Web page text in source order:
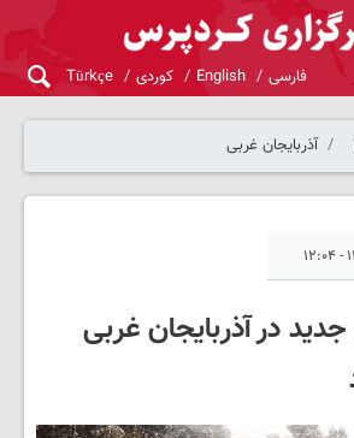
فارسی English کوردی Türkçe
آذربایجان غربی
در آذربایجان غربی